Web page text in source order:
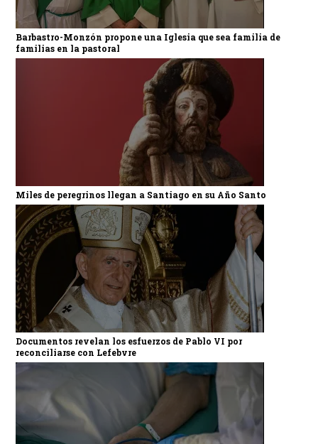
Barbastro-Monzón propone una Iglesia que sea familia de
familias en la pastoral
Miles de peregrinos llegan a Santiago en su Año Santo
Documentos revelan los esfuerzos de Pablo VI por
reconciliarse con Lefebvre